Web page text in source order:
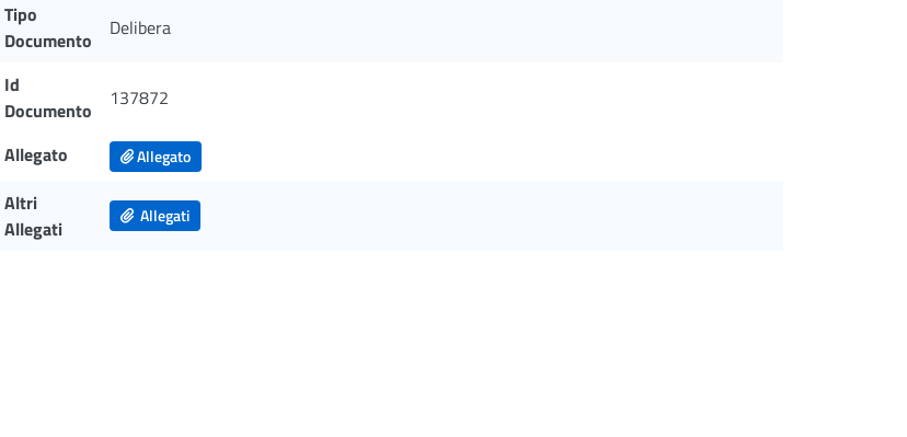
Tipo
Documento
Delibera
Id
Documento
137872
Allegato Allegato
Altri
Allegati
Allegati